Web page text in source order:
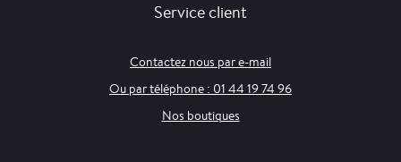
Service client
Contactez nous par e-mail
Ou par téléphone : 01 44 19 74 96
Nos boutiques